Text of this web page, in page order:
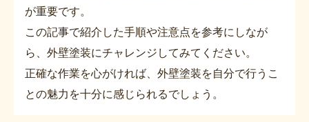
が重要です。
この記事で紹介した手順や注意点を参考にしなが
ら、外壁塗装にチャレンジしてみてください。
正確な作業を心がければ、外壁塗装を自分で行うこ
との魅力を十分に感じられるでしょう。